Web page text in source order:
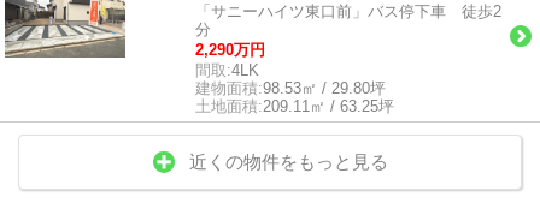
「サニーハイツ東口前」バス停下車 徒歩2
分
2,290万円
間取:4LK
建物面積:98.53㎡ / 29.80坪
土地面積:209.11㎡ / 63.25坪
近くの物件をもっと見る